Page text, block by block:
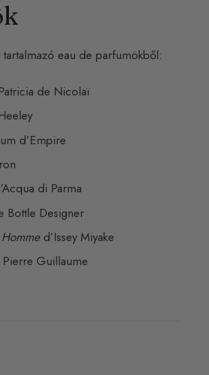
tartalmazó eau de parfumökből:
de Nicolaï
d’Empire
di Parma
Bottle Designer
d’Issey Miyake
Guillaume